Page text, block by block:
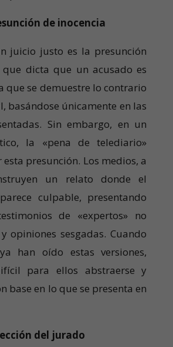
de inocencia
juicio justo es la presunción
que dicta que un acusado es
que se demuestre lo contrario
basándose únicamente en las
Sin embargo, en un
la «pena de telediario»
presunción. Los medios, a
un relato donde el
culpable, presentando
de «expertos» no
opiniones sesgadas. Cuando
han oído estas versiones,
para ellos abstraerse y
base en lo que se presenta en
del jurado